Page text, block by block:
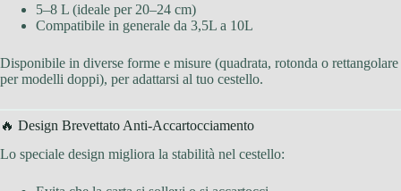
5–8 L (ideale per 20–24 cm)
Compatibile in generale da 3,5L a 10L
Disponibile in diverse forme e misure (quadrata, rotonda o rettangolare
per modelli doppi), per adattarsi al tuo cestello.
🔥 Design Brevettato Anti-Accartocciamento
Lo speciale design migliora la stabilità nel cestello: